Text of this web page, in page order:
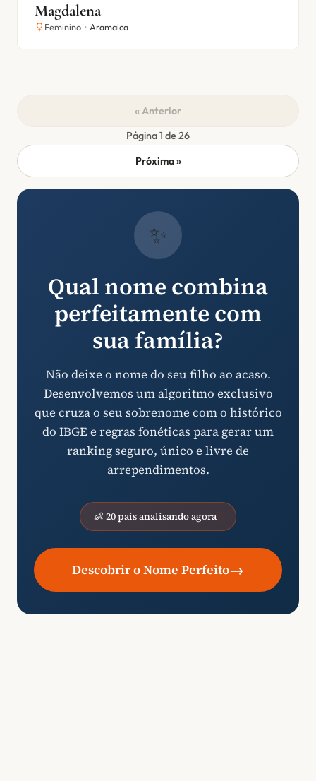
Magdalena
Feminino • Aramaica
« Anterior
Página 1 de 26
Próxima »
✨
Qual nome combina
perfeitamente com
sua família?
Não deixe o nome do seu filho ao acaso.
Desenvolvemos um algoritmo exclusivo
que cruza o seu sobrenome com o histórico
do IBGE e regras fonéticas para gerar um
ranking seguro, único e livre de
arrependimentos.
👶 20 pais analisando agora
Descobrir o Nome Perfeito→